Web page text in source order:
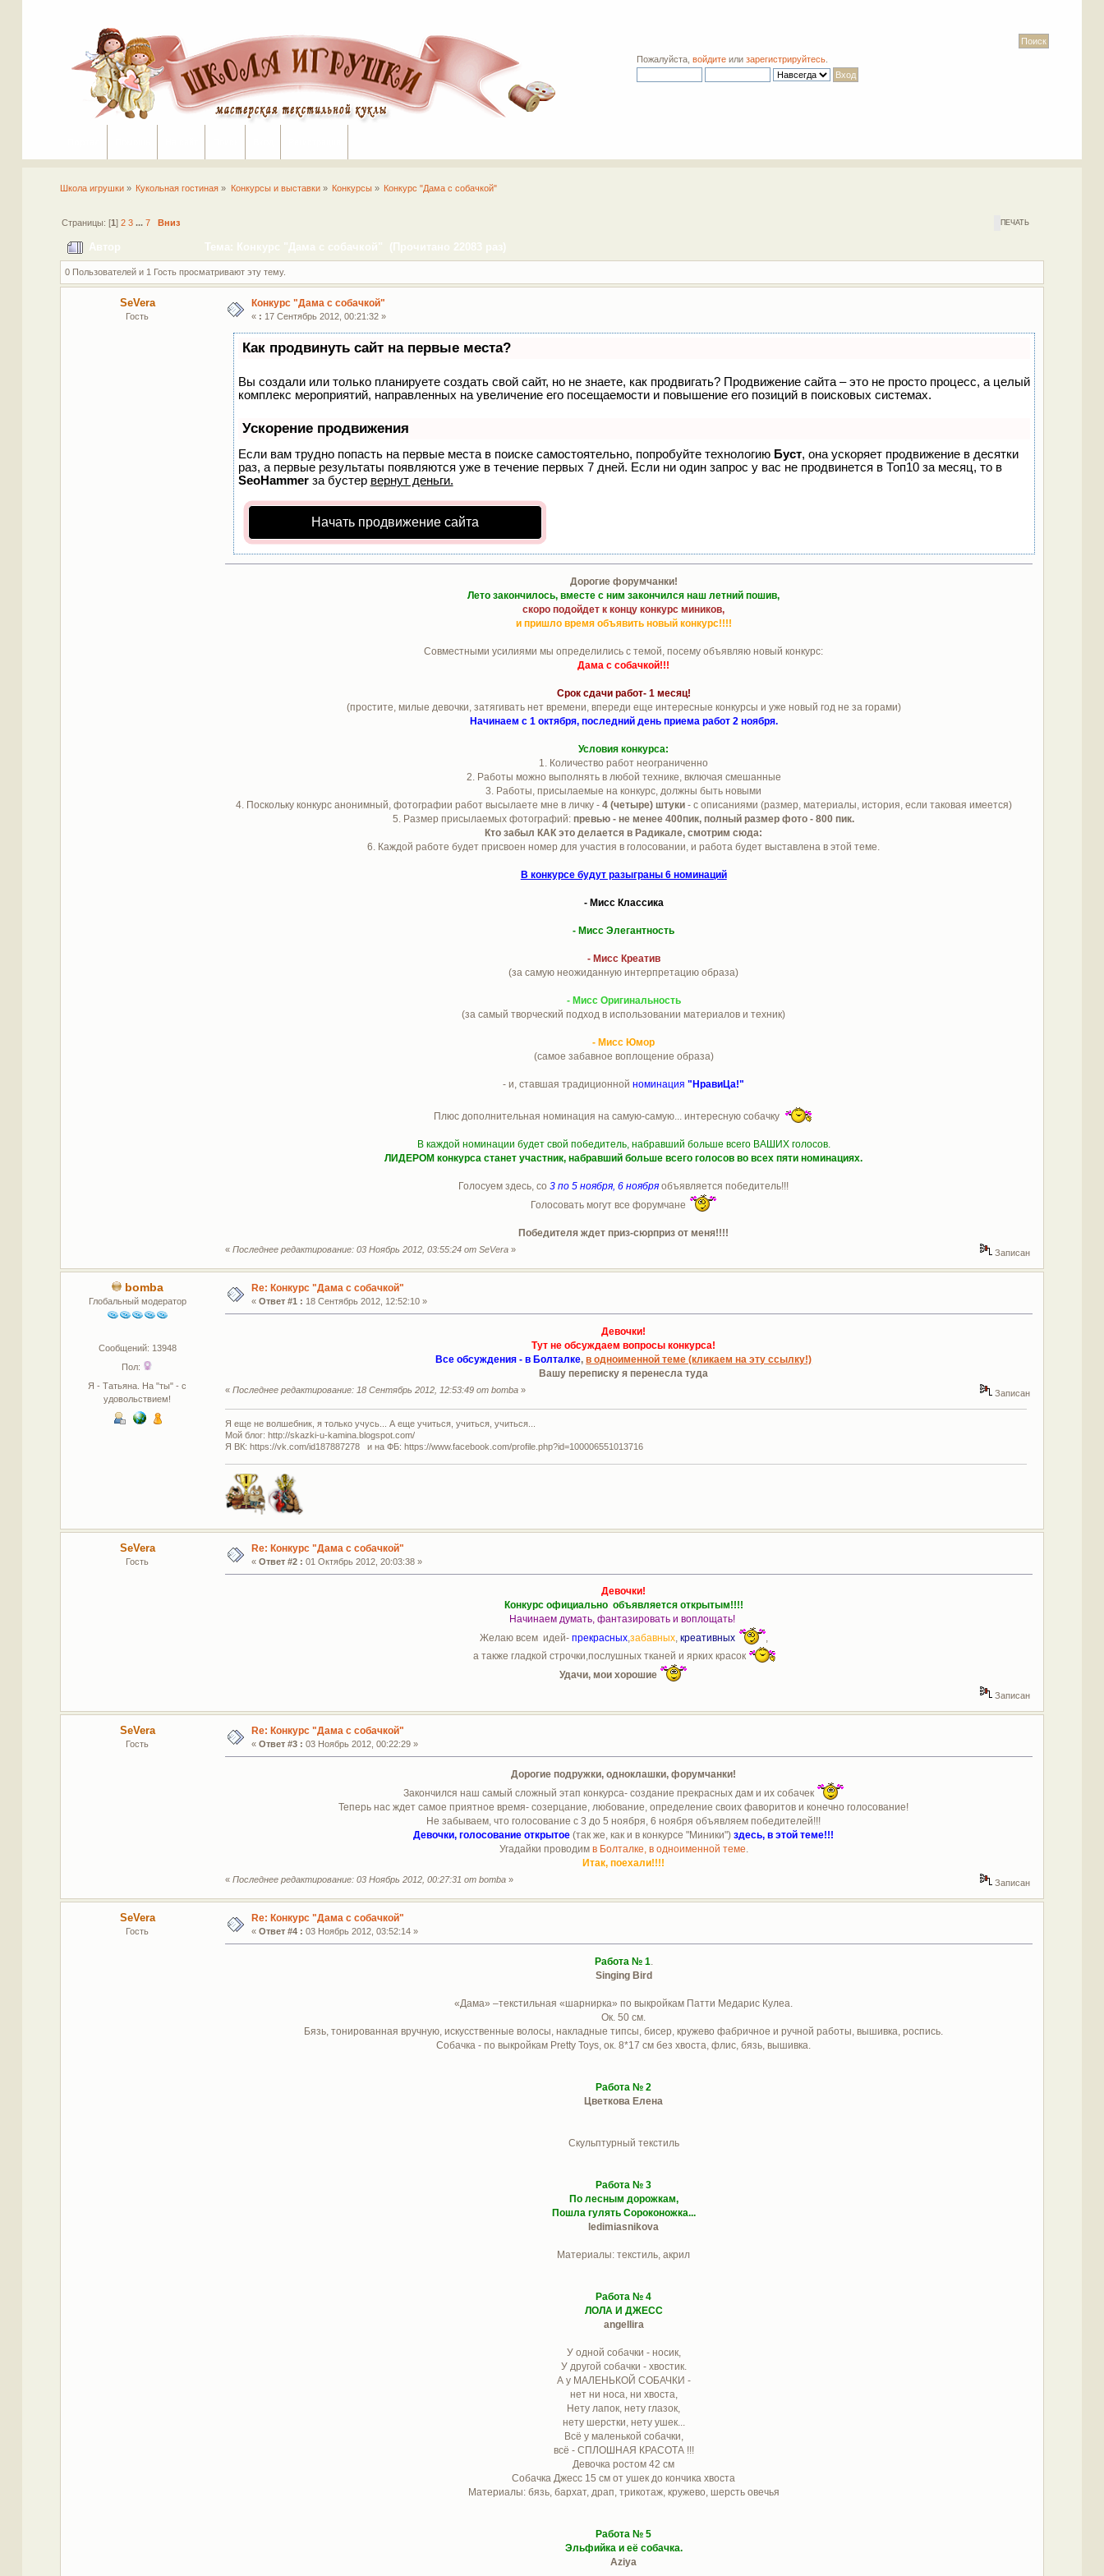
Пожалуйста,войдите илизарегистрируйтесь
Школа игрушки » Кукольная гостиная » Конкурсы и выставки» Конкурсы » Конкурс "Дама с собачкой"
ПЕЧАТЬ
Страницы: [1]2 3 ...7 Вниз
Автор Тема: Конкурс "Дама с собачкой" (Прочитано 22083 раз)
0 Пользователей и 1 Гость просматривают эту тему.
SeVera
Гость
Конкурс "Дама с собачкой"
« : 17 Сентябрь 2012, 00:21:32 »
Как продвинуть сайт на первые места?
Вы создали или только планируете создать свой сайт, но не знаете, как продвигать? Продвижение сайта – это не просто процесс, а целый
комплекс мероприятий, направленных на увеличение его посещаемости и повышение его позиций в поисковых системах.
Ускорение продвижения
Если вам трудно попасть на первые места в поиске самостоятельно, попробуйте технологию Буст, она ускоряет продвижение в десятки
раз, а первые результаты появляются уже в течение первых 7 дней. Если ни один запрос у вас не продвинется в Топ10 за месяц, то в
SeoHammerза бустер вернут деньги.
Начать продвижение сайта
Дорогие форумчанки!
Лето закончилось, вместе с ним закончился наш летний пошив,
скоро подойдет к концу конкурс миников,
и пришло время объявить новый конкурс!!!!
Совместными усилиями мы определились с темой, посему объявляю новый конкурс:
Дама с собачкой!!!
Срок сдачи работ- 1 месяц!
(простите, милые девочки, затягивать нет времени, впереди еще интересные конкурсы и уже новый год не за горами)
Начинаем с 1 октября, последний день приема работ 2 ноября.
Условия конкурса:
1. Количество работ неограниченно
2. Работы можно выполнять в любой технике, включая смешанные
3. Работы, присылаемые на конкурс, должны быть новыми
4. Поскольку конкурс анонимный, фотографии работ высылаете мне в личку - 4 (четыре) штуки- с описаниями (размер, материалы, история, если таковая имеется)
5. Размер присылаемых фотографий:превью - не менее 400пик, полный размер фото - 800 пик.
Кто забыл КАК это делается в Радикале, смотрим сюда:
6. Каждой работе будет присвоен номер для участия в голосовании, и работа будет выставлена в этой теме.
В конкурсе будут разыграны 6 номинаций
- Мисс Классика
- Мисс Элегантность
- Мисс Креатив
(за самую неожиданную интерпретацию образа)
- Мисс Оригинальность
(за самый творческий подход в использовании материалов и техник)
- Мисс Юмор
(самое забавное воплощение образа)
- и, ставшая традиционнойноминация "НравиЦа!"
Плюс дополнительная номинация на самую-самую... интересную собачку
В каждой номинации будет свой победитель, набравший больше всего ВАШИХ голосов.
ЛИДЕРОМ конкурса станет участник, набравший больше всего голосов во всех пяти номинациях.
Голосуем здесь, со3 по 5 ноября, 6 ноябряобъявляется победитель!!!
Голосовать могут все форумчане
Победителя ждет приз-сюрприз от меня!!!!
« Последнее редактирование: 03 Ноябрь 2012, 03:55:24 от SeVera» Записан
bomba
Глобальный модератор
Сообщений: 13948
Пол:
Я - Татьяна. На "ты" - с
удовольствием!
Re: Конкурс "Дама с собачкой"
« Ответ #1 : 18 Сентябрь 2012, 12:52:10 »
Девочки!
Тут не обсуждаем вопросы конкурса!
Все обсуждения - в Болталке, в одноименной теме (кликаем на эту ссылку!)
Вашу переписку я перенесла туда
« Последнее редактирование: 18 Сентябрь 2012, 12:53:49 от bomba» Записан
Я еще не волшебник, я только учусь... А еще учиться, учиться, учиться...
Мой блог: http://skazki-u-kamina.blogspot.com/
Я ВК: https://vk.com/id187887278 и на ФБ: https://www.facebook.com/profile.php?id=100006551013716
SeVera
Гость
Re: Конкурс "Дама с собачкой"
« Ответ #2 : 01 Октябрь 2012, 20:03:38 »
Девочки!
Конкурс официально объявляется открытым!!!!
Начинаем думать, фантазировать и воплощать!
Желаю всем идей- прекрасных,забавных, креативных
,
а также гладкой строчки,послушных тканей и ярких красок
Удачи, мои хорошие
Записан
SeVera
Гость
Re: Конкурс "Дама с собачкой"
« Ответ #3 : 03 Ноябрь 2012, 00:22:29 »
Дорогие подружки, одноклашки, форумчанки!
Закончился наш самый сложный этап конкурса- создание прекрасных дам и их собачек
Теперь нас ждет самое приятное время- созерцание, любование, определение своих фаворитов и конечно голосование!
Не забываем, что голосование с 3 до 5 ноября, 6 ноября объявляем победителей!!!
Девочки, голосование открытое (так же, как и в конкурсе "Миники")здесь, в этой теме!!!
Угадайки проводим в Болталке, в одноименной теме
Итак, поехали!!!!
« Последнее редактирование: 03 Ноябрь 2012, 00:27:31 от bomba» Записан
SeVera
Гость
Re: Конкурс "Дама с собачкой"
« Ответ #4 : 03 Ноябрь 2012, 03:52:14 »
Работа № 1.
Singing Bird
«Дама» –текстильная «шарнирка» по выкройкам Патти Медарис Кулеа.
Ок. 50 см.
Бязь, тонированная вручную, искусственные волосы, накладные типсы, бисер, кружево фабричное и ручной работы, вышивка, роспись.
Собачка - по выкройкам Pretty Toys, ок. 8*17 см без хвоста, флис, бязь, вышивка.
Работа № 2
Цветкова Елена
Скульптурный текстиль
Работа № 3
По лесным дорожкам,
Пошла гулять Сороконожка...
ledimiasnikova
Материалы: текстиль, акрил
Работа № 4
ЛОЛА И ДЖЕСС
angellira
У одной собачки - носик,
У другой собачки - хвостик.
А у МАЛЕНЬКОЙ СОБАЧКИ -
нет ни носа, ни хвоста,
Нету лапок, нету глазок,
нету шерстки, нету ушек...
Всё у маленькой собачки,
всё - СПЛОШНАЯ КРАСОТА !!!
Девочка ростом 42 см
Собачка Джесс 15 см от ушек до кончика хвоста
Материалы: бязь, бархат, драп, трикотаж, кружево, шерсть овечья
Работа № 5
Эльфийка и её собачка.
Aziya